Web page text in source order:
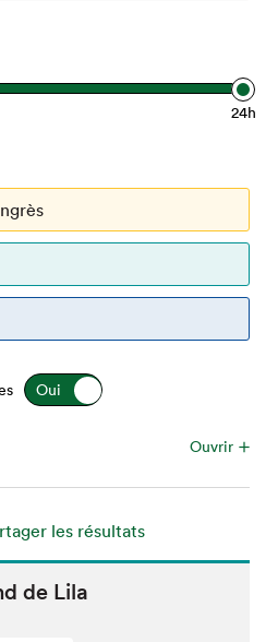
24h
Ouvrir
les résultats
de Lila